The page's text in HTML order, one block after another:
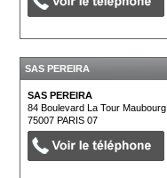
SAS PEREIRA
SAS PEREIRA
84 Boulevard La Tour Maubourg
75007PARIS 07